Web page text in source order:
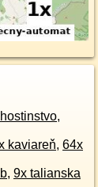
,
kaviareň, 64x
, 9x talianska